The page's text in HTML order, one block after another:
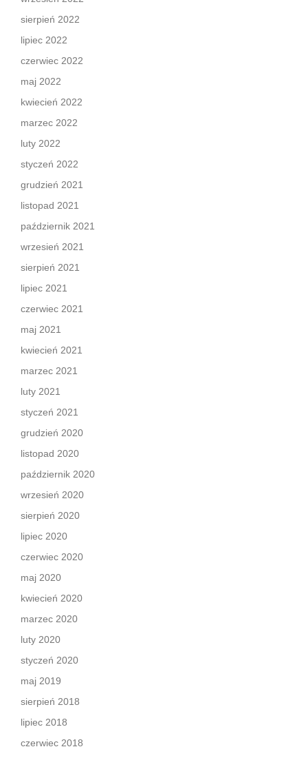
sierpień 2022
lipiec 2022
czerwiec 2022
maj 2022
kwiecień 2022
marzec 2022
luty 2022
styczeń 2022
grudzień 2021
listopad 2021
październik 2021
wrzesień 2021
sierpień 2021
lipiec 2021
czerwiec 2021
maj 2021
kwiecień 2021
marzec 2021
luty 2021
styczeń 2021
grudzień 2020
listopad 2020
październik 2020
wrzesień 2020
sierpień 2020
lipiec 2020
czerwiec 2020
maj 2020
kwiecień 2020
marzec 2020
luty 2020
styczeń 2020
maj 2019
sierpień 2018
lipiec 2018
czerwiec 2018